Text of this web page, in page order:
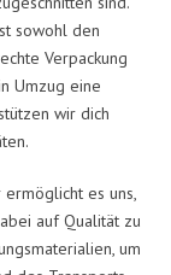
sowohl den
Verpackung
Umzug eine
wir dich
es uns,
auf Qualität zu
um